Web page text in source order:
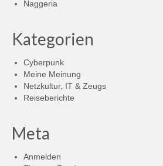
Naggeria
Kategorien
Cyberpunk
Meine Meinung
Netzkultur, IT & Zeugs
Reiseberichte
Meta
Anmelden